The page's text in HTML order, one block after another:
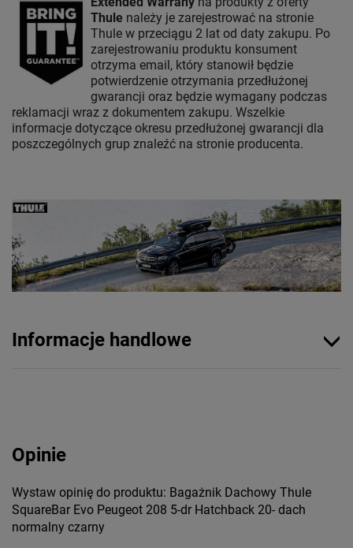
Thule należy je zarejestrować na stronie
Thule w przeciągu 2 lat od daty zakupu. Po
zarejestrowaniu produktu konsument
otrzyma email, który stanowił będzie
potwierdzenie otrzymania przedłużonej
gwarancji oraz będzie wymagany podczas
reklamacji wraz z dokumentem zakupu. Wszelkie
informacje dotyczące okresu przedłużonej gwarancji dla
poszczególnych grup znaleźć na stronie producenta.
Informacje handlowe
Opinie
Wystaw opinię do produktu: Bagażnik Dachowy Thule
SquareBar Evo Peugeot 208 5-dr Hatchback 20- dach
normalny czarny